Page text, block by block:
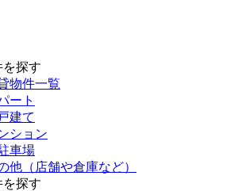
探す
物件一覧
ート
建て
ション
車場
他（店舗や倉庫など）
探す